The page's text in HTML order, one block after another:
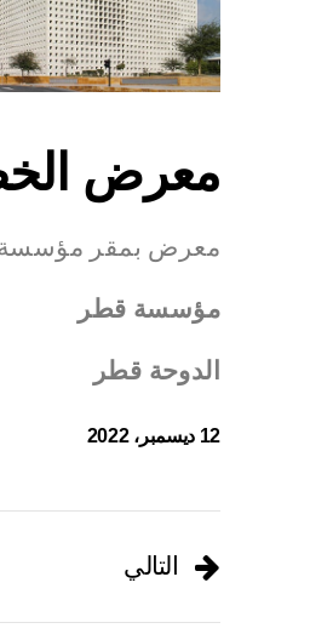
معرض
معرض بمقر
مؤسسة قطر
الدوحة قطر
12 ديسمبر، 2022
التالي